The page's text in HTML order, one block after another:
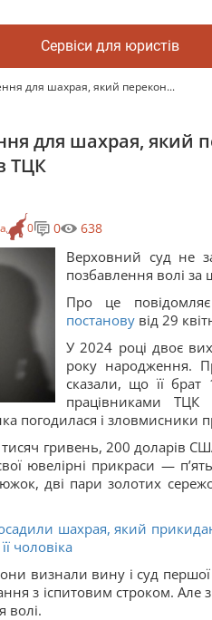
Сервіси для юристів
для шахрая, який перекон...
для шахрая, який
ТЦК
0 0 638
Верховний суд не
позбавлення волі за
Про це
постанову від 29
У 2024 році двоє
року народження.
сказали, що її
працівниками
погодилася і зловмисники
гривень, 200 доларів
ювелірні прикраси —
дві пари золотих
шахрая, який
чоловіка
визнали вину і суд першої
з іспитовим строком.
волі.